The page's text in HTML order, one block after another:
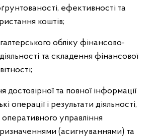
ефективності та
коштів;
обліку фінансово-
та складення фінансової
достовірної та повної інформації
операції і результати діяльності,
оперативного управління
(асигнуваннями) та